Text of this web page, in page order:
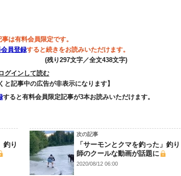
事は有料会員限定です。
員登録すると続きをお読みいただけます。
(残り297文字／全文438文字)
グインして読む
と記事中の広告が非表示になります】
すると有料会員限定記事が3本お読みいただけます。
釣り
次の記事
「サーモンとクマを釣った」釣り
師のクールな動画が話題に
2020/08/12 06:00